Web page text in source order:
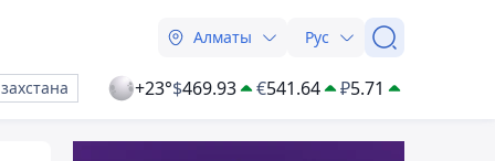
Алматы Рус
+23°$469.93 €541.64 ₽5.71